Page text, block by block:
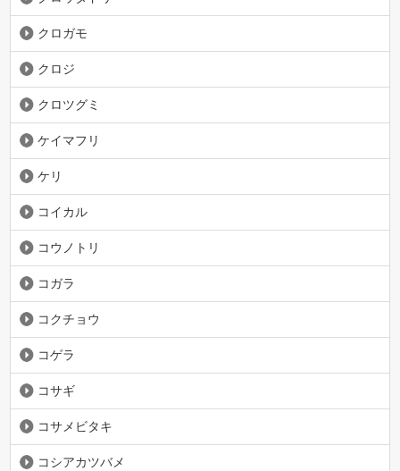
クロガモ
クロジ
クロツグミ
ケイマフリ
ケリ
コイカル
コウノトリ
コガラ
コクチョウ
コゲラ
コサギ
コサメビタキ
コシアカツバメ